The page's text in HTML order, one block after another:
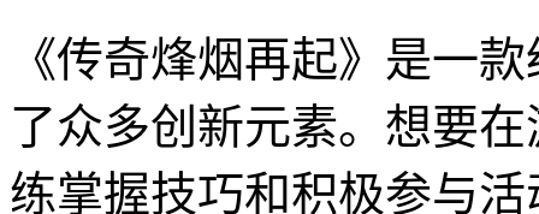
《传奇烽烟再起》是一
了众多创新元素。想要
练掌握技巧和积极参与